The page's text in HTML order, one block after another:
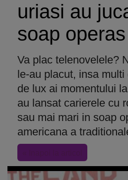
uriasi au
soap operas
Va plac telenovelele?
le-au placut, insa multi
de lux ai momentului
au lansat carierele cu
sau mai mari in soap
americana a